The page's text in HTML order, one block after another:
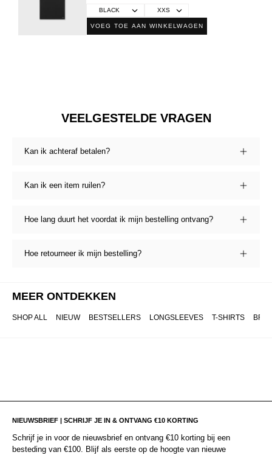
VOEG TOE AAN WINKELWAGEN
VEELGESTELDE VRAGEN
Kan ik achteraf betalen?
Kan ik een item ruilen?
Hoe lang duurt het voordat ik mijn bestelling ontvang?
Hoe retourneer ik mijn bestelling?
MEER ONTDEKKEN
SHOP ALL NIEUW BESTSELLERS LONGSLEEVES T-SHIRTS
NIEUWSBRIEF | SCHRIJF JE IN & ONTVANG €10 KORTING
Schrijf je in voor de nieuwsbrief en ontvang €10 korting bij een
besteding van €100. Blijf als eerste op de hoogte van nieuwe